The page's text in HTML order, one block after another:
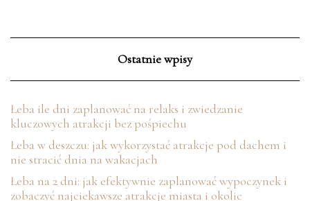
Ostatnie wpisy
Łeba ile dni zaplanować na relaks i zwiedzanie
kluczowych atrakcji bez pośpiechu
Łeba w deszczu: jak wykorzystać atrakcje pod dachem i
nie stracić dnia na wakacjach
Łeba na 2 dni: jak efektywnie zaplanować wypoczynek i
zobaczyć najciekawsze atrakcje miasta i okolic